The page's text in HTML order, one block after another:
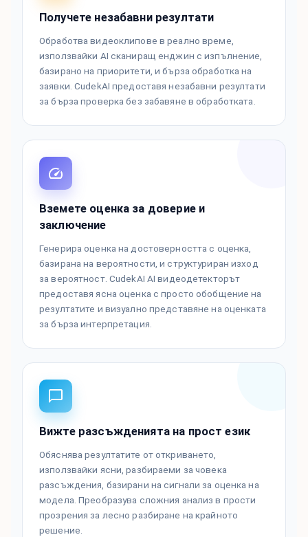
Получете незабавни резултати
Обработва видеоклипове в реално време,
използвайки AI сканиращ енджин с изпълнение,
базирано на приоритети, и бърза обработка на
заявки. CudekAI предоставя незабавни резултати
за бърза проверка без забавяне в обработката.
Вземете оценка за доверие и
заключение
Генерира оценка на достоверността с оценка,
базирана на вероятности, и структуриран изход
за вероятност. CudekAI AI видеодетекторът
предоставя ясна оценка с просто обобщение на
резултатите и визуално представяне на оценката
за бърза интерпретация.
Вижте разсъжденията на прост език
Обяснява резултатите от откриването,
използвайки ясни, разбираеми за човека
разсъждения, базирани на сигнали за оценка на
модела. Преобразува сложния анализ в прости
прозрения за лесно разбиране на крайното
решение.